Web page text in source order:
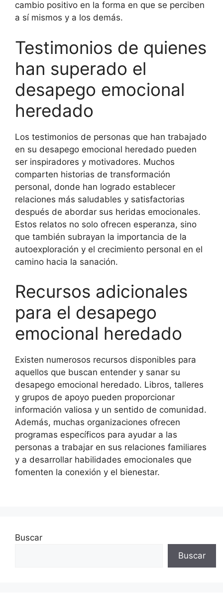
cambio positivo en la forma en que se perciben
a sí mismos y a los demás.
Testimonios de quienes
han superado el
desapego emocional
heredado
Los testimonios de personas que han trabajado
en su desapego emocional heredado pueden
ser inspiradores y motivadores. Muchos
comparten historias de transformación
personal, donde han logrado establecer
relaciones más saludables y satisfactorias
después de abordar sus heridas emocionales.
Estos relatos no solo ofrecen esperanza, sino
que también subrayan la importancia de la
autoexploración y el crecimiento personal en el
camino hacia la sanación.
Recursos adicionales
para el desapego
emocional heredado
Existen numerosos recursos disponibles para
aquellos que buscan entender y sanar su
desapego emocional heredado. Libros, talleres
y grupos de apoyo pueden proporcionar
información valiosa y un sentido de comunidad.
Además, muchas organizaciones ofrecen
programas específicos para ayudar a las
personas a trabajar en sus relaciones familiares
y a desarrollar habilidades emocionales que
fomenten la conexión y el bienestar.
Buscar
Buscar